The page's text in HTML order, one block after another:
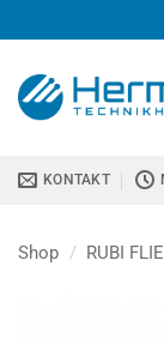
Inhalt
springen
KONTAKT
Shop / RUBI